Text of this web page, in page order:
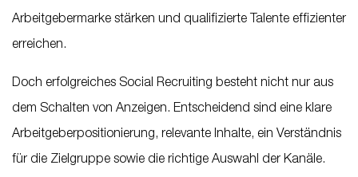
Arbeitgebermarke stärken und qualifizierte Talente effizienter
erreichen.
Doch erfolgreiches Social Recruiting besteht nicht nur aus
dem Schalten von Anzeigen. Entscheidend sind eine klare
Arbeitgeberpositionierung, relevante Inhalte, ein Verständnis
für die Zielgruppe sowie die richtige Auswahl der Kanäle.